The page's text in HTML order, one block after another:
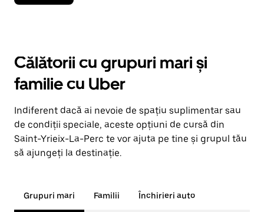
Călătorii cu grupuri mari și
familie cu Uber
Indiferent dacă ai nevoie de spațiu suplimentar sau
de condiții speciale, aceste opțiuni de cursă din
Saint-Yrieix-La-Perc te vor ajuta pe tine și grupul tău
să ajungeți la destinație.
Grupuri mari Familii Închirieri auto